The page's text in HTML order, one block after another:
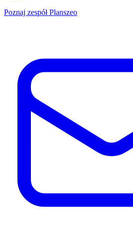
Poznaj zespół Planszeo